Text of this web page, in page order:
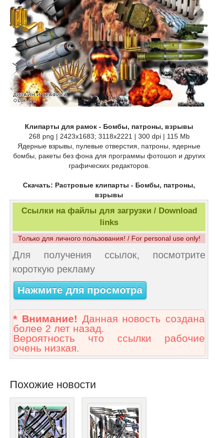
Клипарты для рамок - Бомбы, патроны, взрывы
268 png | 2423x1683; 3118х2221 | 300 dpi | 115 Mb
Ядерные взрывы, пулевые отверстия, патроны, ядерные
бомбы, ракеты без фона для программы фотошоп и других
графических редакторов.
Скачать: Растровые клипарты - Бомбы, патроны,
взрывы
Ссылки на файлы для загрузки / Download
links
Только для личного пользования! / For personal use only!
Для получения ссылок, посмотрите
короткую рекламу
Нажмите для просмотра
* Внимание! Данная новость создана
более 2 лет назад.
Вероятность что ссылки рабочие
очень низкая.
Похожие новости